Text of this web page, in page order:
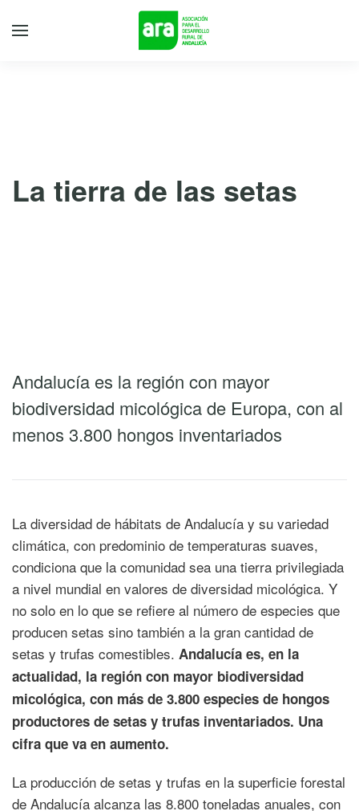
La tierra de las setas
Andalucía es la región con mayor
biodiversidad micológica de Europa, con al
menos 3.800 hongos inventariados
La diversidad de hábitats de Andalucía y su variedad
climática, con predominio de temperaturas suaves,
condiciona que la comunidad sea una tierra privilegiada
a nivel mundial en valores de diversidad micológica. Y
no solo en lo que se refiere al número de especies que
producen setas sino también a la gran cantidad de
setas y trufas comestibles. Andalucía es, en la
actualidad, la región con mayor biodiversidad
micológica, con más de 3.800 especies de hongos
productores de setas y trufas inventariados. Una
cifra que va en aumento.
La producción de setas y trufas en la superficie forestal
de Andalucía alcanza las 8.800 toneladas anuales, con